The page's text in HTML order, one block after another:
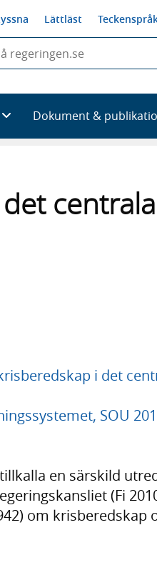
Lättläst
Dokument &
centrala
i det
SOU
en särskild
(Fi
om krisberedskap